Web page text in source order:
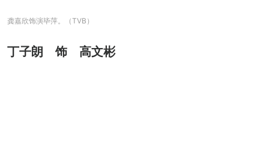
龚嘉欣饰演毕萍。（TVB）
丁子朗 饰 高文彬